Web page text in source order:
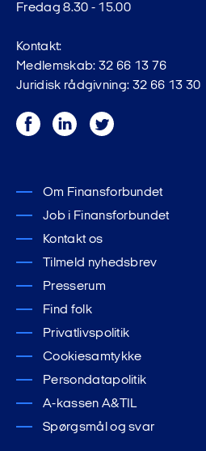
Fredag 8.30 - 15.00
Kontakt:
Medlemskab: 32 66 13 76
Juridisk rådgivning: 32 66 13 30
FacebookLinkedInTwitter
Om Finansforbundet
Job i Finansforbundet
Kontakt os
Tilmeld nyhedsbrev
Presserum
Find folk
Privatlivspolitik
Cookiesamtykke
Persondatapolitik
A-kassen A&TIL
Spørgsmål og svar